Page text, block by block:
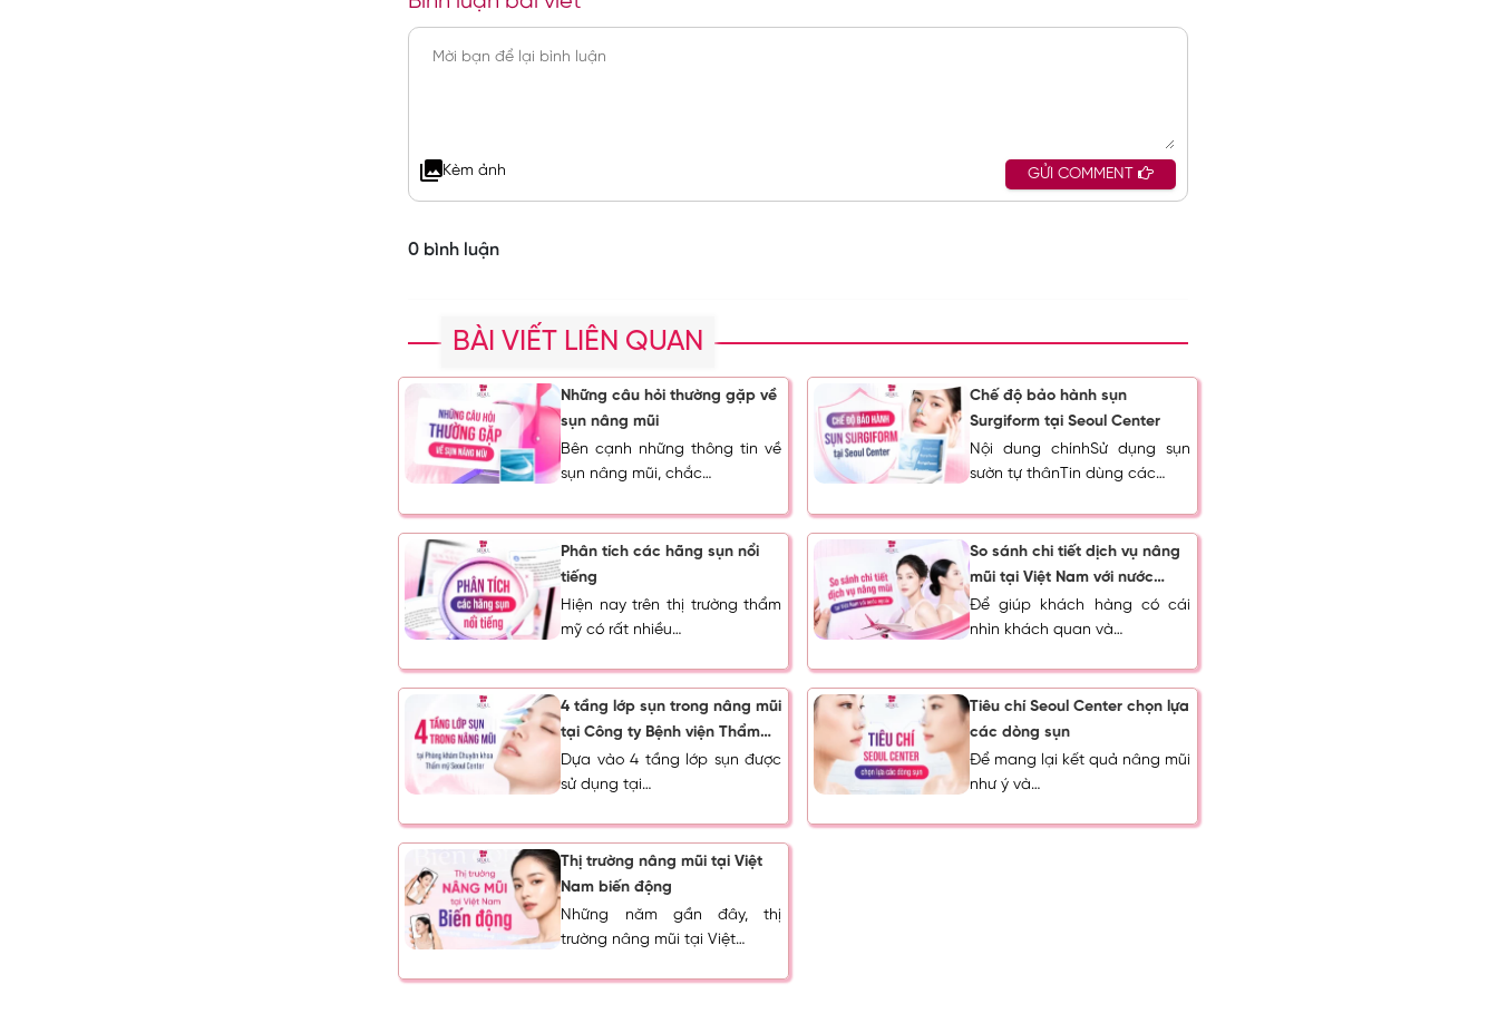
Kèm ảnh GỬI COMMENT
0 bình luận
BÀI VIẾT LIÊN QUAN
Những câu hỏi thường gặp về
sụn nâng mũi
Bên cạnh những thông tin về
sụn nâng mũi, chắc…
Chế độ bảo hành sụn
Surgiform tại Seoul Center
Nội dung chínhSử dụng sụn
sườn tự thânTin dùng các…
Phân tích các hãng sụn nổi
tiếng
Hiện nay trên thị trường thẩm
mỹ có rất nhiều…
So sánh chi tiết dịch vụ nâng
mũi tại Việt Nam với nước
ngoài
Để giúp khách hàng có cái
nhìn khách quan và…
4 tầng lớp sụn trong nâng mũi
tại Công ty Bệnh viện Thẩm
mỹ Seoul Center
Dựa vào 4 tầng lớp sụn được
sử dụng tại…
Tiêu chí Seoul Center chọn lựa
các dòng sụn
Để mang lại kết quả nâng mũi
như ý và…
Thị trường nâng mũi tại Việt
Nam biến động
Những năm gần đây, thị
trường nâng mũi tại Việt…